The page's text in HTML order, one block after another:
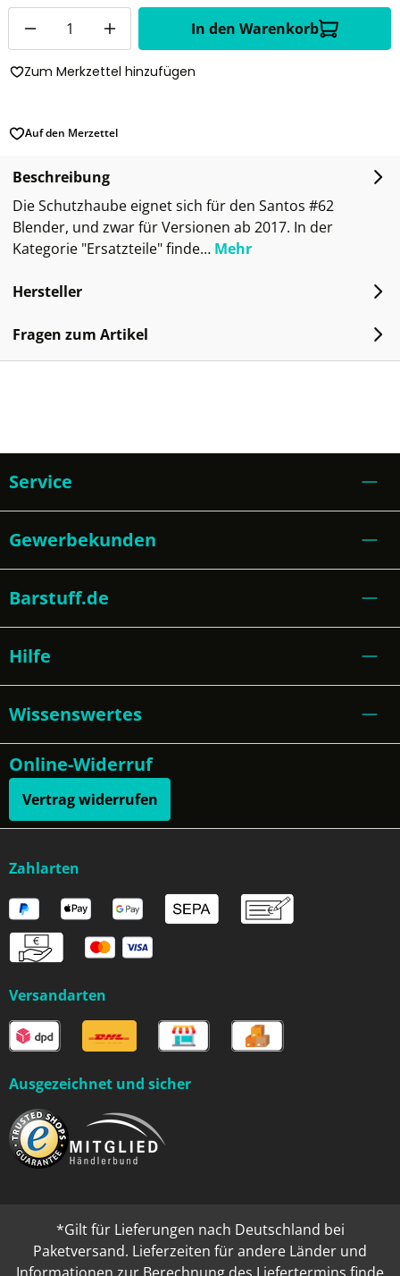
In den Warenkorb
Zum Merkzettel hinzufügen
Auf den Merzettel
Beschreibung
Die Schutzhaube eignet sich für den Santos #62
Blender, und zwar für Versionen ab 2017. In der
Kategorie "Ersatzteile" finde… Mehr
Hersteller
Fragen zum Artikel
Service
Gewerbekunden
Barstuff.de
Hilfe
Wissenswertes
Online-Widerruf
Vertrag widerrufen
Zahlarten
Versandarten
Ausgezeichnet und sicher
*Gilt für Lieferungen nach Deutschland bei
Paketversand. Lieferzeiten für andere Länder und